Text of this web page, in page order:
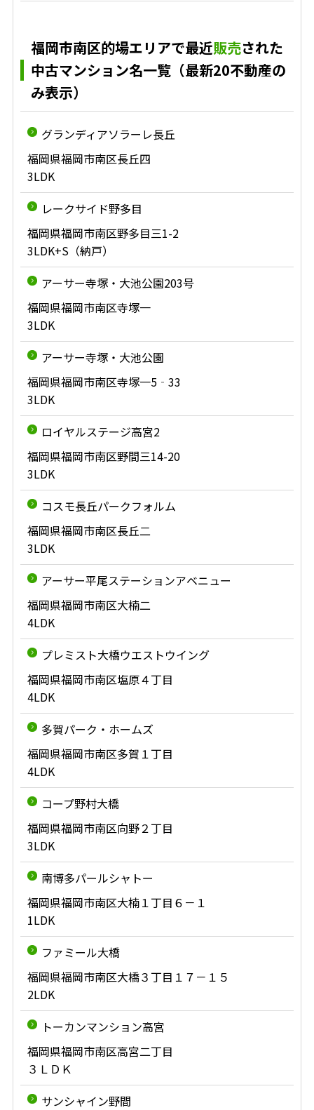
福岡市南区的場エリアで最近販売された
中古マンション名一覧（最新20不動産の
み表示）
グランディアソラーレ長丘
福岡県福岡市南区長丘四
3LDK
レークサイド野多目
福岡県福岡市南区野多目三1-2
3LDK+S（納戸）
アーサー寺塚・大池公園203号
福岡県福岡市南区寺塚一
3LDK
アーサー寺塚・大池公園
福岡県福岡市南区寺塚一5‐33
3LDK
ロイヤルステージ高宮2
福岡県福岡市南区野間三14-20
3LDK
コスモ長丘パークフォルム
福岡県福岡市南区長丘二
3LDK
アーサー平尾ステーションアベニュー
福岡県福岡市南区大楠二
4LDK
プレミスト大橋ウエストウイング
福岡県福岡市南区塩原４丁目
4LDK
多賀パーク・ホームズ
福岡県福岡市南区多賀１丁目
4LDK
コープ野村大橋
福岡県福岡市南区向野２丁目
3LDK
南博多パールシャトー
福岡県福岡市南区大楠１丁目６－１
1LDK
ファミール大橋
福岡県福岡市南区大橋３丁目１７－１５
2LDK
トーカンマンション高宮
福岡県福岡市南区高宮二丁目
３ＬＤＫ
サンシャイン野間